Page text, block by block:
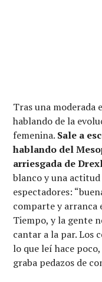
Tras una moderada
hablando de la
femenina. Sale a
hablando del
arriesgada de
blanco y una
espectadores:
comparte y arranca
Tiempo, y la gente
cantar a la par. Los
lo que leí hace
graba pedazos de